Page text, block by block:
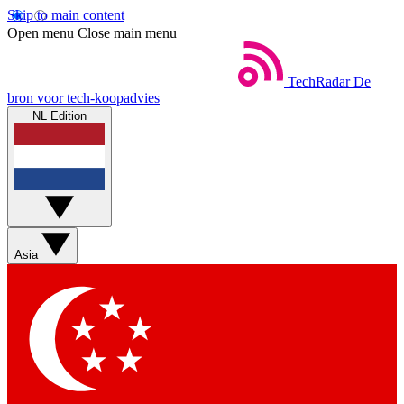
Skip to main content
Open menu Close main menu
TechRadar De
bron voor tech-koopadvies
NL Edition
Asia